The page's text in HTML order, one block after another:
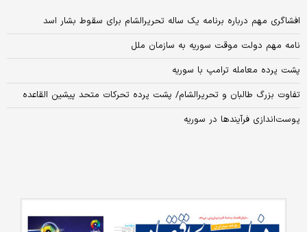
افشاگری مهم درباره برنامه یک ساله تحریرالشام برای سقوط بشار اسد
نامه مهم دولت موقت سوریه به سازمان ملل
پشت پرده معامله ترامپ با سوریه
تفاوت بزرگ طالبان و تحریرالشام/ پشت پرده تحرکات متحد پیشین القاعده
پوست‌اندازی فرآیندها در سوریه